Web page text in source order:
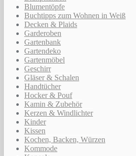
Blumentöpfe
Buchtipps zum Wohnen in Weiß
Decken & Plaids
Garderoben
Gartenbank
Gartendeko
Gartenmöbel
Geschirr
Gläser & Schalen
Handtücher
Hocker & Pouf
Kamin & Zubehör
Kerzen & Windlichter
Kinder
Kissen
Kochen, Backen, Würzen
Kommode